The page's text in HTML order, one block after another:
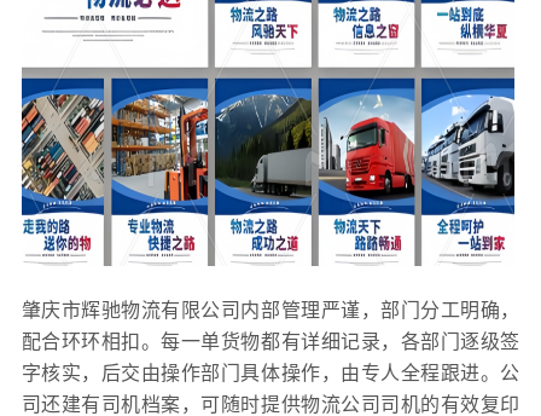
肇庆市辉驰物流有限公司内部管理严谨，部门分工明确，
配合环环相扣。每一单货物都有详细记录，各部门逐级签
字核实，后交由操作部门具体操作，由专人全程跟进。公
司还建有司机档案，可随时提供物流公司司机的有效复印